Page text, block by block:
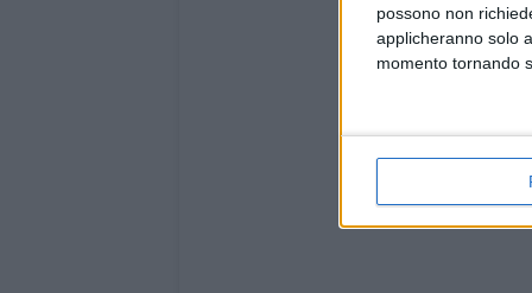
possono non
applicheranno solo
momento tornando